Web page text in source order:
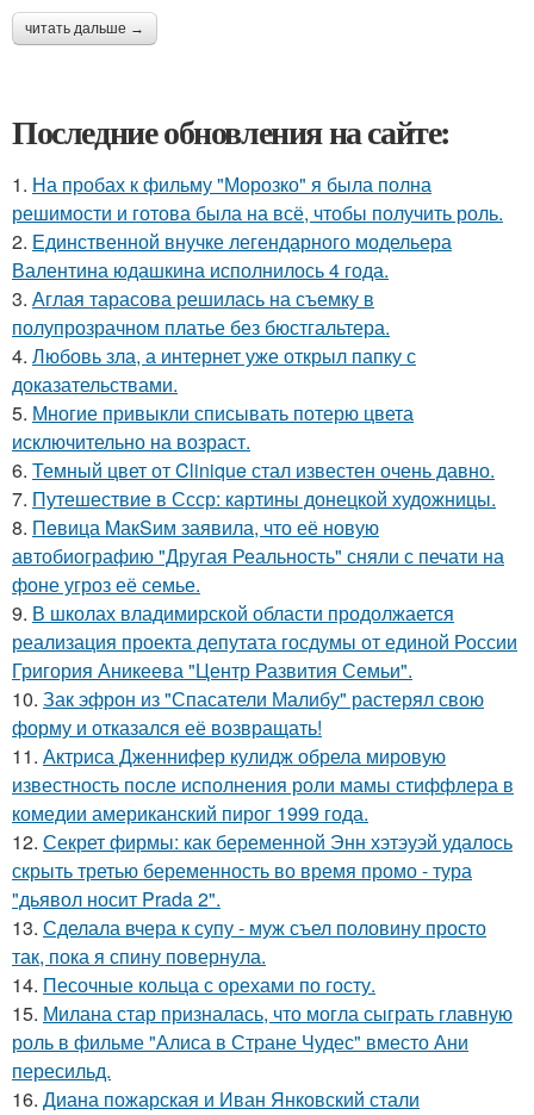
читать дальше →
Последние обновления на сайте:
1. На пробах к фильму "Морозко" я была полна
решимости и готова была на всё, чтобы получить роль.
2. Единственной внучке легендарного модельера
Валентина юдашкина исполнилось 4 года.
3. Аглая тарасова решилась на съемку в
полупрозрачном платье без бюстгальтера.
4. Любовь зла, а интернет уже открыл папку с
доказательствами.
5. Многие привыкли списывать потерю цвета
исключительно на возраст.
6. Темный цвет от Clinique стал известен очень давно.
7. Путешествие в Ссср: картины донецкой художницы.
8. Пeвица MакSим заявила, что её новую
автобиографию "Другая Реальность" сняли с печати на
фоне угроз её семье.
9. В школах владимирской области продолжается
реализация проекта депутата госдумы от единой России
Григория Аникеева "Центр Развития Семьи".
10. Зак эфрон из "Спасатели Малибу" растерял свою
форму и отказался её возвращать!
11. Актриса Дженнифер кулидж обрела мировую
известность после исполнения роли мамы стиффлера в
комедии американский пирог 1999 года.
12. Секрет фирмы: как беременной Энн хэтэуэй удалось
скрыть третью беременность во время промо - тура
"дьявол носит Prada 2".
13. Сделала вчера к супу - муж съел половину просто
так, пока я спину повернула.
14. Песочные кольца с орехами по госту.
15. Милана стар призналась, что могла сыграть главную
роль в фильме "Алиса в Стране Чудес" вместо Ани
пересильд.
16. Диана пожарская и Иван Янковский стали